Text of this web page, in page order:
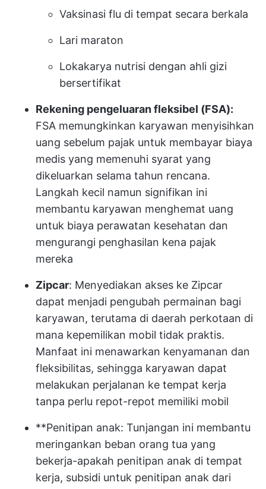
Vaksinasi flu di tempat secara berkala
Lari maraton
Lokakarya nutrisi dengan ahli gizi
bersertifikat
Rekening pengeluaran fleksibel (FSA):
FSA memungkinkan karyawan menyisihkan
uang sebelum pajak untuk membayar biaya
medis yang memenuhi syarat yang
dikeluarkan selama tahun rencana.
Langkah kecil namun signifikan ini
membantu karyawan menghemat uang
untuk biaya perawatan kesehatan dan
mengurangi penghasilan kena pajak
mereka
Zipcar: Menyediakan akses ke Zipcar
dapat menjadi pengubah permainan bagi
karyawan, terutama di daerah perkotaan di
mana kepemilikan mobil tidak praktis.
Manfaat ini menawarkan kenyamanan dan
fleksibilitas, sehingga karyawan dapat
melakukan perjalanan ke tempat kerja
tanpa perlu repot-repot memiliki mobil
**Penitipan anak: Tunjangan ini membantu
meringankan beban orang tua yang
bekerja-apakah penitipan anak di tempat
kerja, subsidi untuk penitipan anak dari